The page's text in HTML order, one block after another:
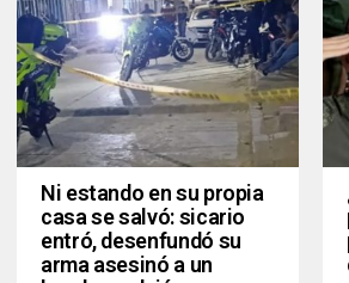
Ni estando en su propia
casa se salvó: sicario
entró, desenfundó su
arma asesinó a un